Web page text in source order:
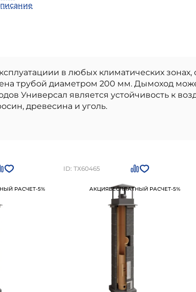
в любых климатических
трубой диаметром 200 мм. Дымоход
Универсал является устойчивость к
древесина и уголь.
КераСтиль
высокое качество от
легкость в использовании и
приобрести вСанкт-Петербурге по
РАСЧЕТ-5%
ID: ТХ60465
АКЦИЯБЕСПЛАТНЫЙ РАСЧЕТ-5%